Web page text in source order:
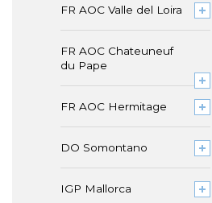
FR AOC Valle del Loira
FR AOC Chateuneuf
du Pape
FR AOC Hermitage
DO Somontano
IGP Mallorca